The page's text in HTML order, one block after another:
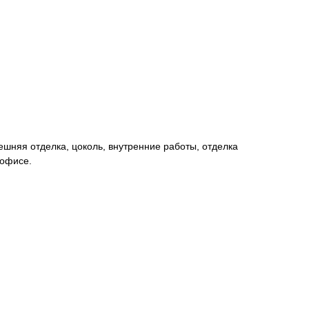
отделка, цоколь, внутренние работы, отделка